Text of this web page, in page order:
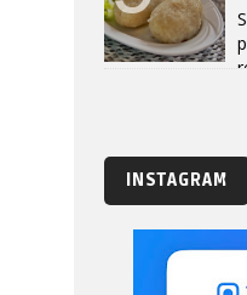
INSTAGRAM